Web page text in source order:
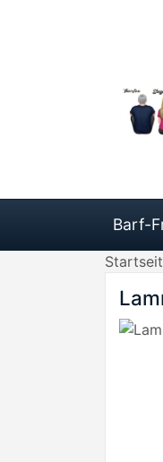
Barf-